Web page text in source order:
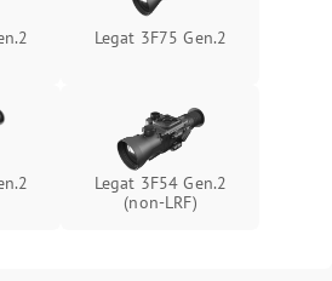
Legat 3F75 Gen.2
Legat 3F54 Gen.2
(non-LRF)